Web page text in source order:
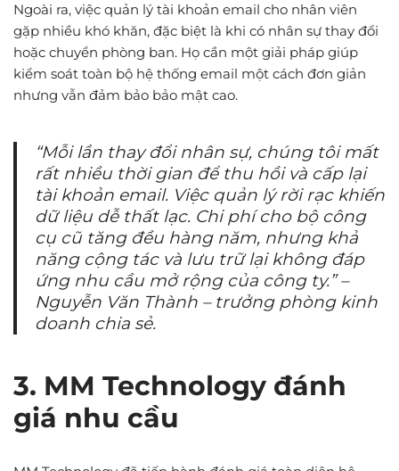
Ngoài ra, việc quản lý tài khoản email cho nhân viên
gặp nhiều khó khăn, đặc biệt là khi có nhân sự thay đổi
hoặc chuyển phòng ban. Họ cần một giải pháp giúp
kiểm soát toàn bộ hệ thống email một cách đơn giản
nhưng vẫn đảm bảo bảo mật cao.
“Mỗi lần thay đổi nhân sự, chúng tôi mất
rất nhiều thời gian để thu hồi và cấp lại
tài khoản email. Việc quản lý rời rạc khiến
dữ liệu dễ thất lạc. Chi phí cho bộ công
cụ cũ tăng đều hàng năm, nhưng khả
năng cộng tác và lưu trữ lại không đáp
ứng nhu cầu mở rộng của công ty.”–
Nguyễn Văn Thành – trưởng phòng kinh
doanh chia sẻ.
3. MM Technology đánh
giá nhu cầu